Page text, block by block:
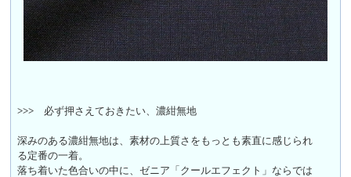
>>> 必ず押さえておきたい、濃紺無地
深みのある濃紺無地は、素材の上質さをもっとも素直に感じられ
る定番の一着。
落ち着いた色合いの中に、ゼニア「クールエフェクト」ならでは